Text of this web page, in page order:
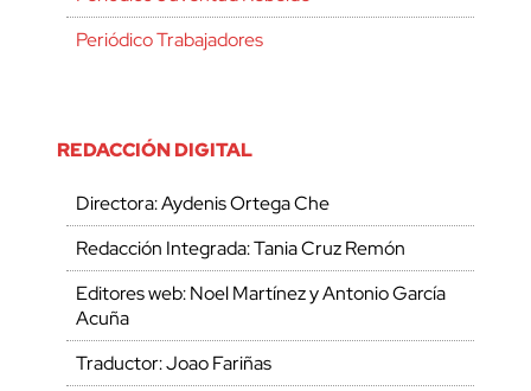
Periódico Trabajadores
REDACCIÓN DIGITAL
Directora: Aydenis Ortega Che
Redacción Integrada: Tania Cruz Remón
Editores web: Noel Martínez y Antonio García
Acuña
Traductor: Joao Fariñas